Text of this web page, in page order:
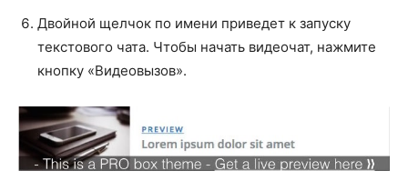
Двойной щелчок по имени приведет к запуску
текстового чата. Чтобы начать видеочат, нажмите
кнопку «Видеовызов».